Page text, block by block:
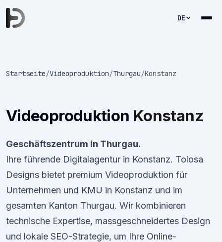
DE
Startseite/Videoproduktion/Thurgau/Konstanz
Videoproduktion Konstanz
Geschäftszentrum in Thurgau.
Ihre führende Digitalagentur in Konstanz. Tolosa
Designs bietet premium Videoproduktion für
Unternehmen und KMU in Konstanz und im
gesamten Kanton Thurgau. Wir kombinieren
technische Expertise, massgeschneidertes Design
und lokale SEO-Strategie, um Ihre Online-